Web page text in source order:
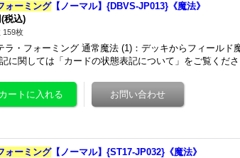
ォーミング【ノーマル】{DBVS-JP013}《魔法》
(税込)
159枚
・フォーミング 通常魔法 (1)：デッキからフィールド
に関しては「カードの状態表記について」をご覧くだ
ォーミング【ノーマル】{ST17-JP032}《魔法》